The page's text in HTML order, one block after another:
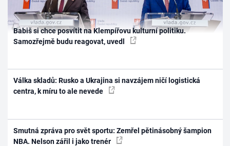
Babiš si chce posvítit na Klempířovu kulturní politiku.
Samozřejmě budu reagovat, uvedl
Válka skladů: Rusko a Ukrajina si navzájem ničí logistická
centra, k míru to ale nevede
Smutná zpráva pro svět sportu: Zemřel pětinásobný šampion
NBA. Nelson zářil i jako trenér